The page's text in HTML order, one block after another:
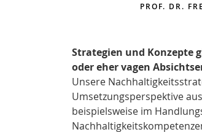
PROF. DR.
Strategien und Konzepte
oder eher vagen
Unsere
Umsetzungsperspektive
beispielsweise im